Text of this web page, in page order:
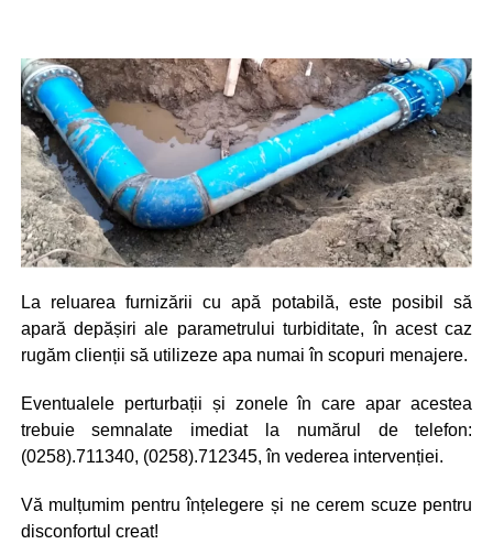
La reluarea furnizării cu apă potabilă, este posibil să
apară depășiri ale parametrului turbiditate, în acest caz
rugăm clienții să utilizeze apa numai în scopuri menajere.
Eventualele perturbații și zonele în care apar acestea
trebuie semnalate imediat la numărul de telefon:
(0258).711340, (0258).712345, în vederea intervenției.
Vă mulțumim pentru înțelegere și ne cerem scuze pentru
disconfortul creat!